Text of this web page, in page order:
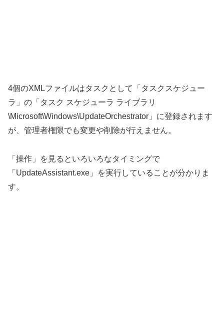
4個のXMLファイルはタスクとして「タスクスケジュー
ラ」の「タスク スケジューラ ライブラリ
\Microsoft\Windows\UpdateOrchestrator」に登録されます
が、管理者権限でも変更や削除が行えません。
「操作」を見るといろいろなタイミングで
「UpdateAssistant.exe」を実行していることが分かりま
す。